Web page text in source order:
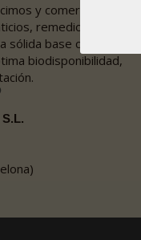
y comercializamos
remedios herbales y
sólida base científica,
biodisponibilidad,